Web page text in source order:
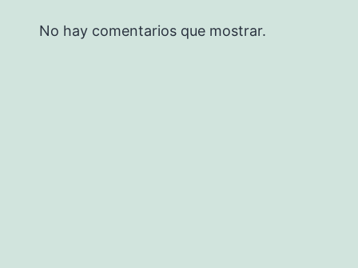
No hay comentarios que mostrar.